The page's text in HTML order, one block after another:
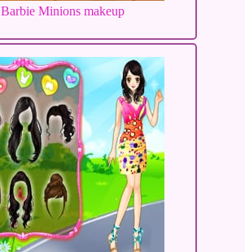
Barbie Minions makeup